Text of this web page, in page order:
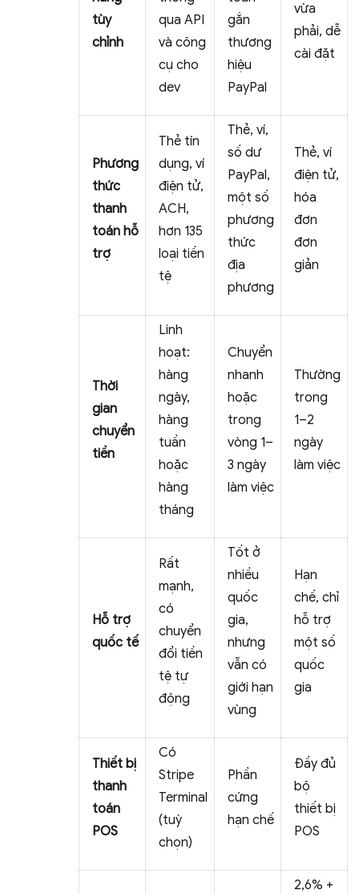
tùy
chỉnh
qua API
và công
cụ cho
dev
gắn
thương
hiệu
PayPal
vừa
phải, dễ
cài đặt
Phương
thức
thanh
toán hỗ
trợ
Thẻ tín
dụng, ví
điện tử,
ACH,
hơn 135
loại tiền
tệ
Thẻ, ví,
số dư
PayPal,
một số
phương
thức
địa
phương
Thẻ, ví
điện tử,
hóa
đơn
đơn
giản
Thời
gian
chuyển
tiền
Linh
hoạt:
hàng
ngày,
hàng
tuần
hoặc
hàng
tháng
Chuyển
nhanh
hoặc
trong
vòng 1–
3 ngày
làm việc
Thường
trong
1–2
ngày
làm việc
Hỗ trợ
quốc tế
Rất
mạnh,
có
chuyển
đổi tiền
tệ tự
động
Tốt ở
nhiều
quốc
gia,
nhưng
vẫn có
giới hạn
vùng
Hạn
chế, chỉ
hỗ trợ
một số
quốc
gia
Thiết bị
thanh
toán
POS
Có
Stripe
Terminal
(tuỳ
chọn)
Phần
cứng
hạn chế
Đầy đủ
bộ
thiết bị
POS
2,6% +